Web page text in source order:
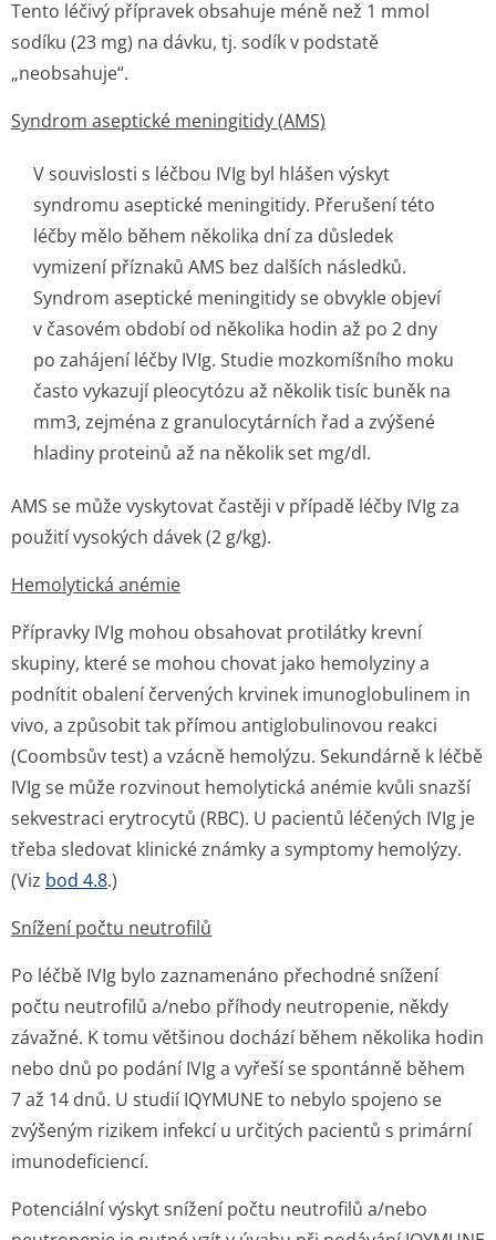
Tento léčivý přípravek obsahuje méně než 1 mmol
sodíku (23 mg) na dávku, tj. sodík v podstatě
„neobsahuje“.
Syndrom aseptické meningitidy (AMS)
V souvislosti s léčbou IVIg byl hlášen výskyt
syndromu aseptické meningitidy. Přerušení této
léčby mělo během několika dní za důsledek
vymizení příznaků AMS bez dalších následků.
Syndrom aseptické meningitidy se obvykle objeví
v časovém období od několika hodin až po 2 dny
po zahájení léčby IVIg. Studie mozkomíšního moku
často vykazují pleocytózu až několik tisíc buněk na
mm3, zejména z granulocytárních řad a zvýšené
hladiny proteinů až na několik set mg/dl.
AMS se může vyskytovat častěji v případě léčby IVIg za
použití vysokých dávek (2 g/kg).
Hemolytická anémie
Přípravky IVIg mohou obsahovat protilátky krevní
skupiny, které se mohou chovat jako hemolyziny a
podnítit obalení červených krvinek imunoglobulinem in
vivo, a způsobit tak přímou antiglobulinovou reakci
(Coombsův test) a vzácně hemolýzu. Sekundárně k léčbě
IVIg se může rozvinout hemolytická anémie kvůli snazší
sekvestraci erytrocytů (RBC). U pacientů léčených IVIg je
třeba sledovat klinické známky a symptomy hemolýzy.
(Viz bod 4.8.)
Snížení počtu neutrofilů
Po léčbě IVIg bylo zaznamenáno přechodné snížení
počtu neutrofilů a/nebo příhody neutropenie, někdy
závažné. K tomu většinou dochází během několika hodin
nebo dnů po podání IVIg a vyřeší se spontánně během
7 až 14 dnů. U studií IQYMUNE to nebylo spojeno se
zvýšeným rizikem infekcí u určitých pacientů s primární
imunodeficiencí.
Potenciální výskyt snížení počtu neutrofilů a/nebo